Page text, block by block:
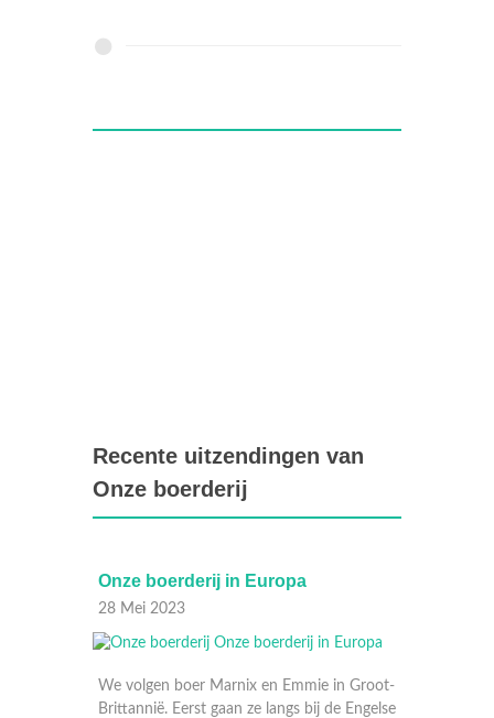
Recente uitzendingen van
Onze boerderij
in Europa
boer Marnix en Emmie in Groot-
Eerst gaan ze langs bij de Engelse
Onze boerderij in